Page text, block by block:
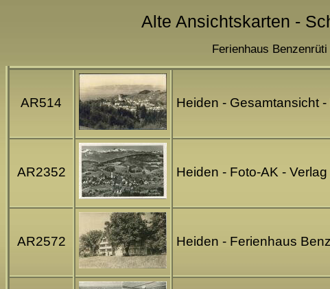
Alte Ansichtskarten -
Ferienhaus
AR514 Heiden - Gesamtansicht
AR2352 Heiden - Foto-AK -
AR2572 Heiden - Ferienhaus